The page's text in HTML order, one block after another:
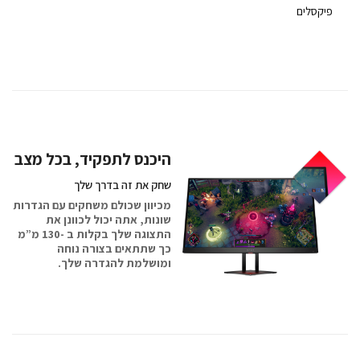
פיקסלים
היכנס לתפקיד, בכל מצב
שחק את זה בדרך שלך
מכיוון שכולם משחקים עם הגדרות
שונות, אתה יכול לכוונן את
התצוגה שלך בקלות ב -130 מ”מ
כך שתתאים בצורה נוחה
ומושלמת להגדרה שלך.